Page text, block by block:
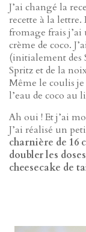
J’ai changé la
recette à la lettre.
fromage frais
crème de coco.
(initialement des
Spritz et de la
Même le coulis
l’eau de coco au
Ah oui ! Et j’ai
J’ai réalisé un
charnière de 16
doubler les
cheesecake de